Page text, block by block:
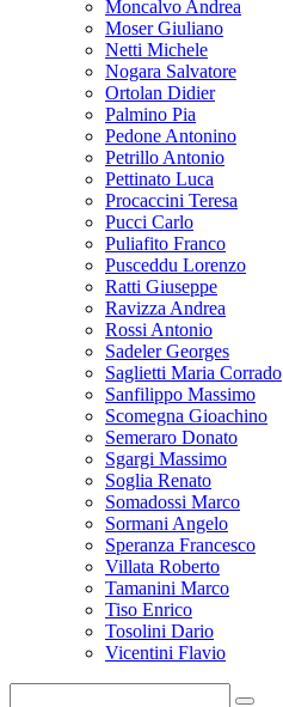
Moncalvo Andrea
Moser Giuliano
Netti Michele
Nogara Salvatore
Ortolan Didier
Palmino Pia
Pedone Antonino
Petrillo Antonio
Pettinato Luca
Procaccini Teresa
Pucci Carlo
Puliafito Franco
Pusceddu Lorenzo
Ratti Giuseppe
Ravizza Andrea
Rossi Antonio
Sadeler Georges
Saglietti Maria Corrado
Sanfilippo Massimo
Scomegna Gioachino
Semeraro Donato
Sgargi Massimo
Soglia Renato
Somadossi Marco
Sormani Angelo
Speranza Francesco
Villata Roberto
Tamanini Marco
Tiso Enrico
Tosolini Dario
Vicentini Flavio